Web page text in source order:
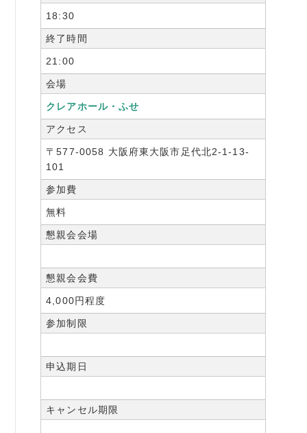
06-6944-1251
FAX: 06-6941-8352
18:30
終了時間
21:00
会場
クレアホール・ふせ
アクセス
〒577-0058 大阪府東大阪市足代北2-1-13-
101
参加費
無料
懇親会会場
懇親会会費
4,000円程度
参加制限
申込期日
キャンセル期限